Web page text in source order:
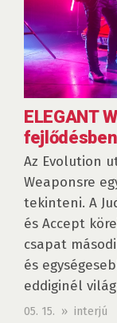
ELEGANT
fejlődésben
Az Evolution
Weaponsre
tekinteni. A
és Accept
csapat
és
eddiginél
05. 15. » interjú